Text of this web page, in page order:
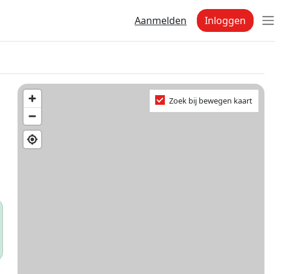
Aanmelden Inloggen
Zoek bij bewegen kaart